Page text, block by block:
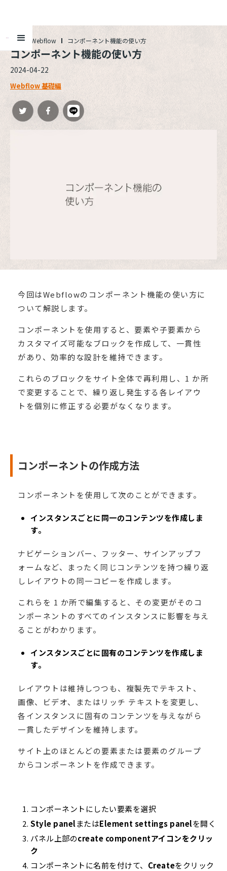
ALL Webflow コンポーネント機能の使い方
コンポーネント機能の使い方
2024-04-22
Webflow 基礎編
今回はWebflowのコンポーネント機能の使い方に
ついて解説します。
コンポーネントを使用すると、要素や子要素から
カスタマイズ可能なブロックを作成して、一貫性
があり、効率的な設計を維持できます。
これらのブロックをサイト全体で再利用し、1 か所
で変更することで、繰り返し発生する各レイアウ
トを個別に修正する必要がなくなります。
コンポーネントの作成方法
コンポーネントを使用して次のことができます。
インスタンスごとに同一のコンテンツを作成しま
す。
ナビゲーションバー、フッター、サインアップフ
ォームなど、まったく同じコンテンツを持つ繰り返
しレイアウトの同一コピーを作成します。
これらを 1 か所で編集すると、その変更がそのコ
ンポーネントのすべてのインスタンスに影響を与え
ることがわかります。
インスタンスごとに固有のコンテンツを作成しま
す。
レイアウトは維持しつつも、複製先でテキスト、
画像、ビデオ、またはリッチ テキストを変更し、
各インスタンスに固有のコンテンツを与えながら
一貫したデザインを維持します。
サイト上のほとんどの要素または要素のグループ
からコンポーネントを作成できます。
コンポーネントにしたい要素を選択
Style panel またはElement settings panelを開く
パネル上部のcreate componentアイコンをクリッ
ク
コンポーネントに名前を付けて、 Createをクリック